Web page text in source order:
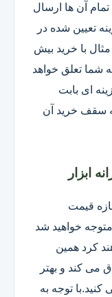
آن ها ارسال
تعیین شده در
با خرید بیش
به شما تعلق خواهد
ای بابت
سقف خرید آن
ابزار
قیمت
خواهید شد
کرد همین
می کند و بهتر
توجه به